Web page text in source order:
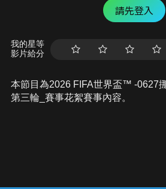
請先登入
我的星等
影片給分
本節目為2026 FIFA世界盃™ -0627
第三輪_賽事花絮賽事內容。